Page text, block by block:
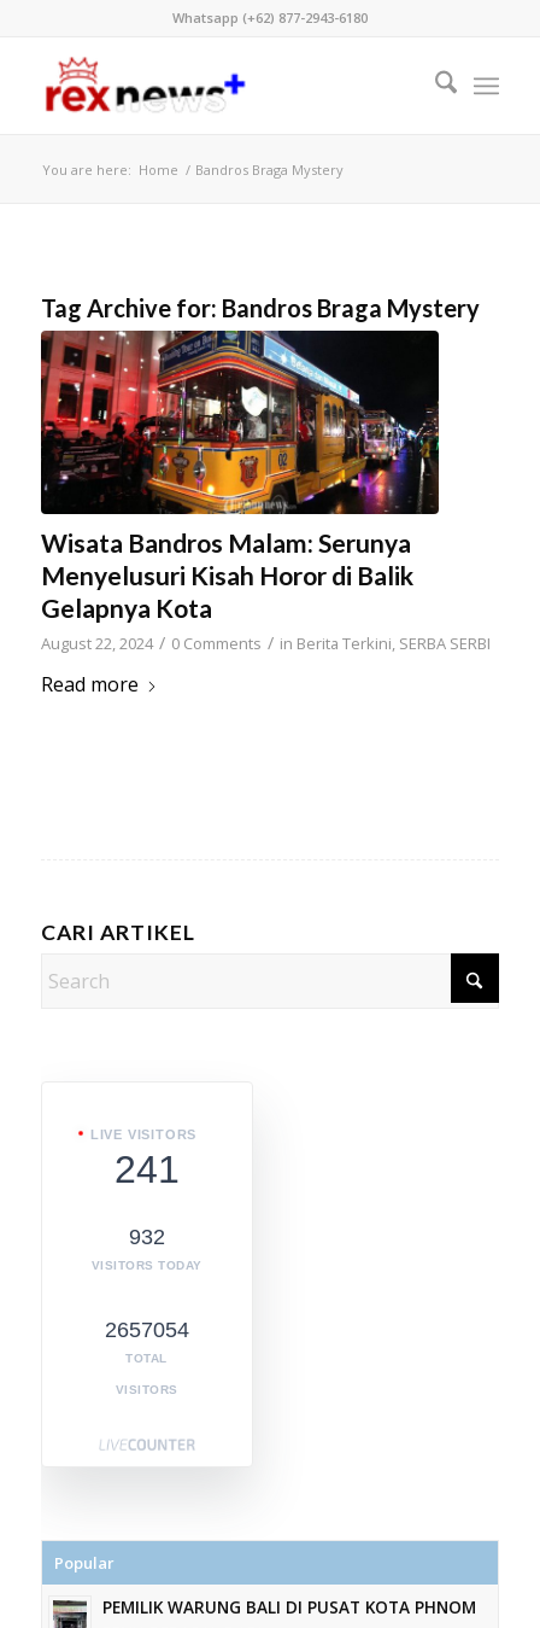
Whatsapp (+62) 877-2943-6180
You are here: Home / Bandros Braga Mystery
Tag Archive for: Bandros Braga Mystery
Wisata Bandros Malam: Serunya
Menyelusuri Kisah Horor di Balik
Gelapnya Kota
August 22, 2024 / 0 Comments / in Berita Terkini, SERBA SERBI
Read more
CARI ARTIKEL
LIVE VISITORS
241
932
VISITORS TODAY
2657054
TOTAL
VISITORS
Popular
PEMILIK WARUNG BALI DI PUSAT KOTA PHNOM